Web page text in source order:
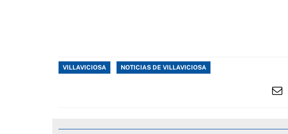
VILLAVICIOSA NOTICIAS DE VILLAVICIOSA